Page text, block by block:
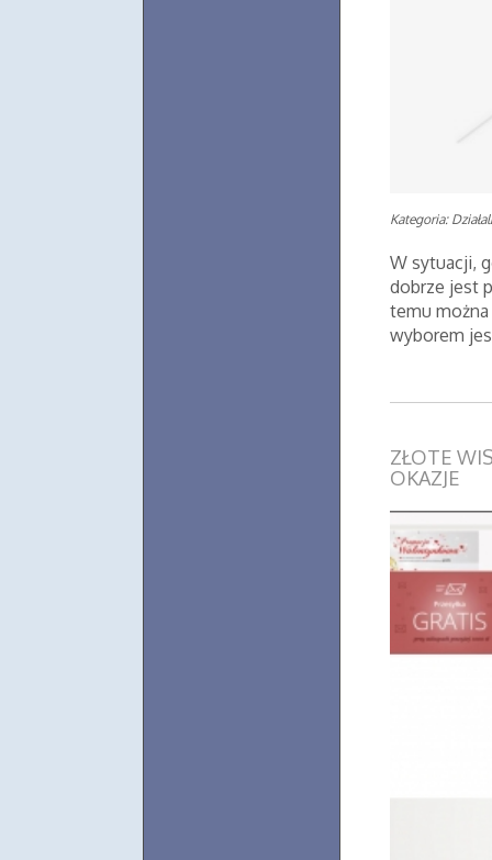
Kategoria:
W sytuacji,
dobrze jest
temu
wyborem
ZŁOTE
OKAZJE